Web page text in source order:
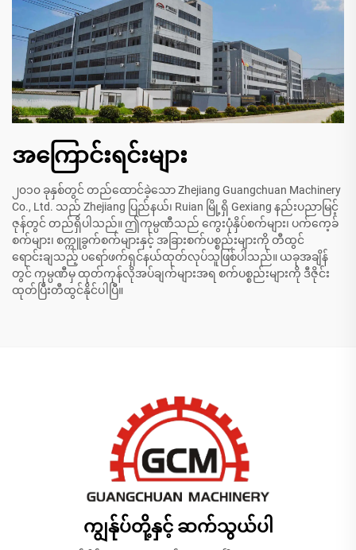
အကြောင်းရင်းများ
၂၀၁၀ ခုနှစ်တွင် တည်ထောင်ခဲ့သော Zhejiang Guangchuan Machinery
Co., Ltd. သည် Zhejiang ပြည်နယ်၊ Ruian မြို့ရှိ Gexiang နည်းပညာမြင့်
ဇုန်တွင် တည်ရှိပါသည်။ ဤကုမ္ပဏီသည် ကွေးပုံနှိပ်စက်များ၊ ပက်ကေ့ခ်
စက်များ၊ စက္ကူခွက်စက်များနှင့် အခြားစက်ပစ္စည်းများကို တီထွင်
ရောင်းချသည့် ပရော်ဖက်ရှင်နယ်ထုတ်လုပ်သူဖြစ်ပါသည်။ ယခုအချိန်
တွင် ကုမ္ပဏီမှ ထုတ်ကုန်လိုအပ်ချက်များအရ စက်ပစ္စည်းများကို ဒီဇိုင်း
ထုတ်ပြီးတီထွင်နိုင်ပါပြီ။
ကျွန်ုပ်တို့နှင့် ဆက်သွယ်ပါ